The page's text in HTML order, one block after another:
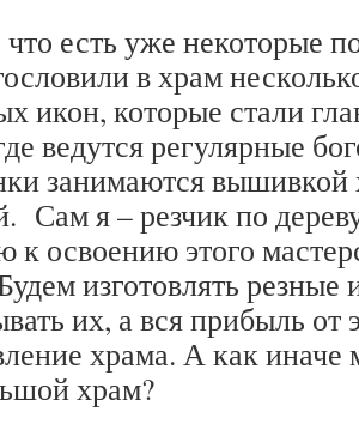
что есть уже некоторые
в храм
икон, которые стали
ведутся регулярные
занимаются вышивкой
Сам я – резчик по
к освоению этого
изготовлять резные
их, а вся прибыль от
храма. А как иначе
храм?